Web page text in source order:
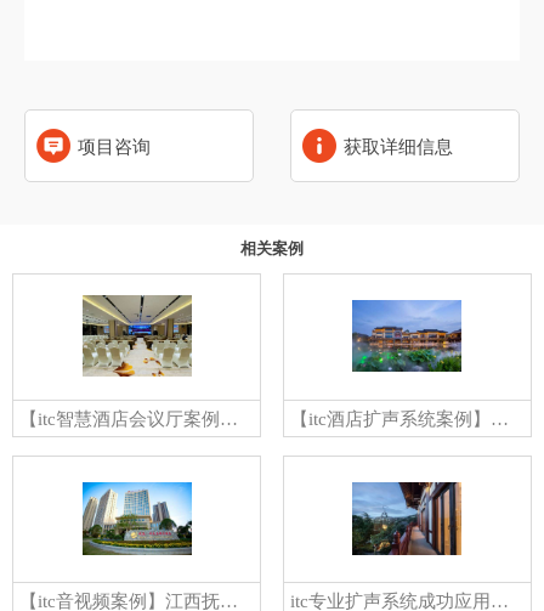
项目咨询 获取详细信息
相关案例
【itc智慧酒店会议厅案例】兰州市海鸿国际大酒店 【itc酒店扩声系统案例】西安花间堂酒店
【itc音视频案例】江西抚州凤凰开元名都国际大酒店 itc专业扩声系统成功应用于西安华清御汤酒店